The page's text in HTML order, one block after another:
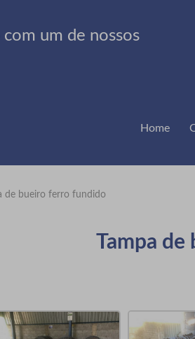
um de nossos
Home
de bueiro ferro fundido
Tampa